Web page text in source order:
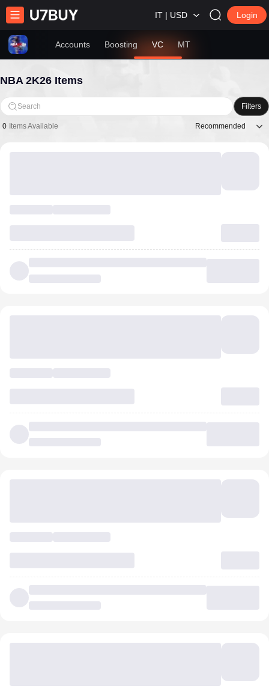
IT | USD Login
Accounts Boosting VC MT
NBA 2K26 Items
Search Filters
0 Items Available Recommended